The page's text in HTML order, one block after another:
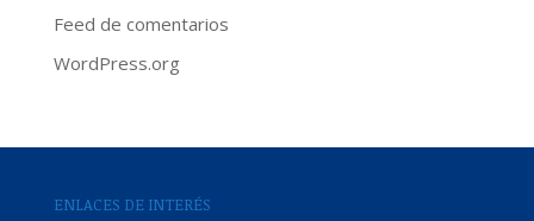
Feed de comentarios
WordPress.org
ENLACES DE INTERÉS